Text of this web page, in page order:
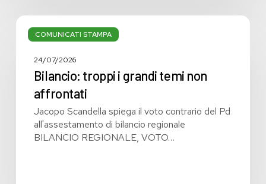
COMUNICATI STAMPA
Bilancio:
troppi
grandi
affrontati
24/07/2026
Bilancio: troppi i grandi temi non
affrontati
Jacopo Scandella spiega il voto contrario del Pd
all'assestamento di bilancio regionale
BILANCIO REGIONALE, VOTO…